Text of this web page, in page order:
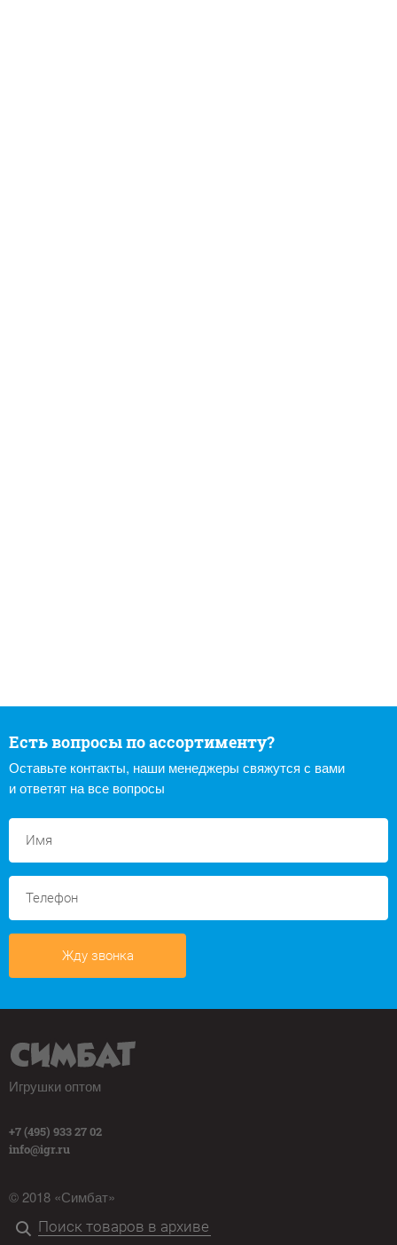
Есть вопросы по ассортименту?
Оставьте контакты, наши менеджеры свяжутся с вами
и ответят на все вопросы
Жду звонка
Игрушки оптом
+7 (495) 933 27 02
info@igr.ru
© 2018 «Симбат»